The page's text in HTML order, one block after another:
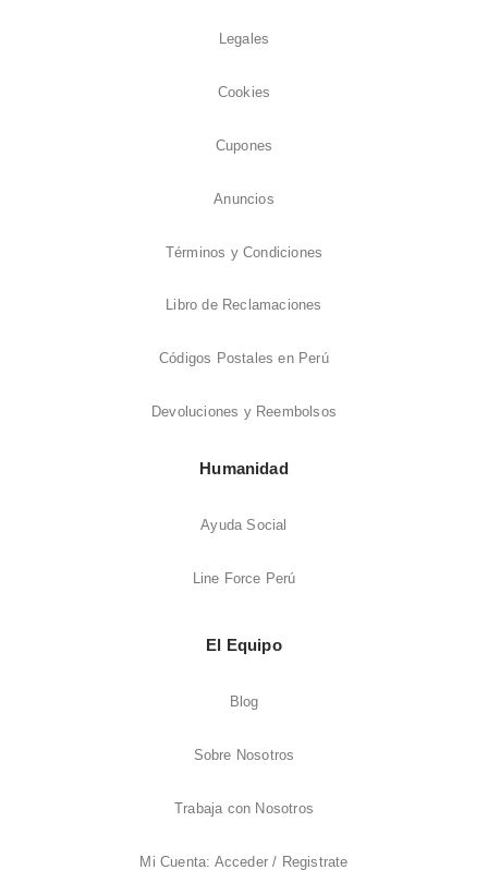
Legales
Cookies
Cupones
Anuncios
Términos y Condiciones
Libro de Reclamaciones
Códigos Postales en Perú
Devoluciones y Reembolsos
Humanidad
Ayuda Social
Line Force Perú
El Equipo
Blog
Sobre Nosotros
Trabaja con Nosotros
Mi Cuenta: Acceder / Registrate